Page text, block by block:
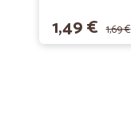
Buon servizio di
anedotto a mio parere
1,49 € 1,69 €